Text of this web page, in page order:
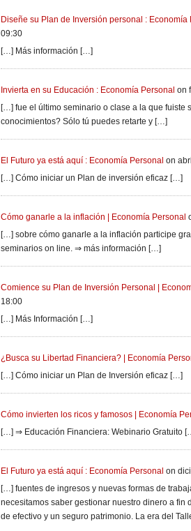
Diseñe su Plan de Inversión personal : Economía
09:30
[…] Más información […]
Invierta en su Educación : Economía Personal on
[…] fue el último seminario o clase a la que fuiste
conocimientos? Sólo tú puedes retarte y […]
El Futuro ya está aquí : Economía Personal on
[…] Cómo iniciar un Plan de inversión eficaz […]
Cómo ganarle a la inflación | Economía Personal
[…] sobre cómo ganarle a la inflación participe
seminarios on line. ⇒ más información […]
Comience su Plan de Inversión Personal |
18:00
[…] Más Información […]
¿Busca su Libertad Financiera? | Economía
[…] Cómo iniciar un Plan de Inversión eficaz […]
Cómo invierten los ricos y famosos | Economía
[…] ⇒ Educación Financiera: Webinario Gratuito
El Futuro ya está aquí : Economía Personal on
[…] fuentes de ingresos y nuevas formas de
necesitamos saber gestionar nuestro dinero a fin
de efectivo y un seguro patrimonio. La era del